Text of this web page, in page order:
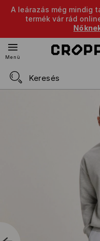
A leárazás még mindig
termék vár rád
Menü